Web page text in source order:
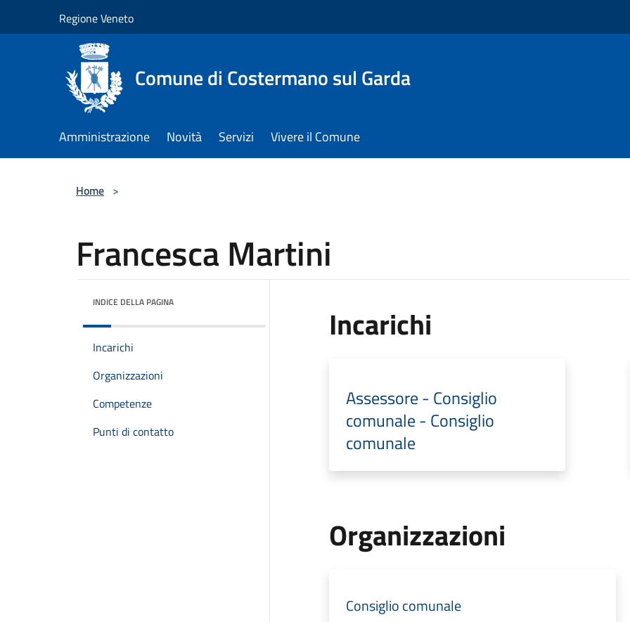
Regione Veneto
Comune di Costermano sul Garda
Amministrazione Novità Servizi Vivere il Comune
Home >
Francesca Martini
INDICE DELLA PAGINA
Incarichi
Organizzazioni
Competenze
Punti di contatto
Incarichi
Assessore - Consiglio
comunale - Consiglio
comunale
Organizzazioni
Consiglio comunale